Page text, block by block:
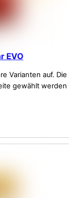
EVO
Varianten auf. Die
gewählt werden